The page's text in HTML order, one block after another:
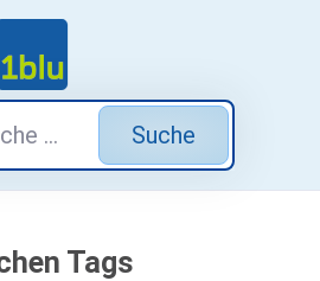
Suche
Tags